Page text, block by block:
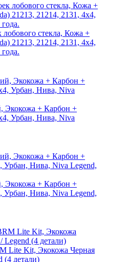
стекла, Кожа +
21213, 21214, 2131, 4х4,
Экокожа + Карбон +
Урбан, Нива, Niva
Экокожа + Карбон +
Урбан, Нива, Niva Legend,
Lite Kit, Экокожа Черная
(4 детали)